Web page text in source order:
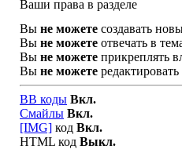
Ваши права в разделе
Вы не можете создавать
Вы не можете отвечать в
Вы не можете прикреплять
Вы не можете
BB коды Вкл.
Смайлы Вкл.
[IMG] код Вкл.
HTML код Выкл.